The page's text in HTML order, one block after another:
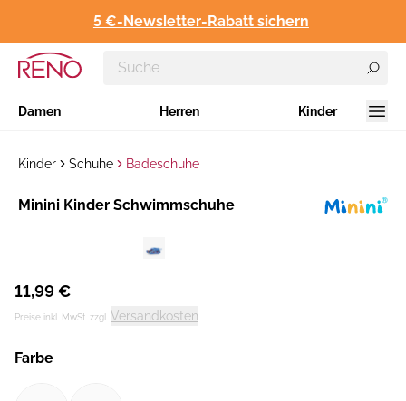
5 €-Newsletter-Rabatt sichern
Damen Herren Kinder
Kinder Schuhe Badeschuhe
Hersteller:
Minini Kinder Schwimmschuhe
11,99 €
Preise inkl. MwSt. zzgl. Versandkosten
Farbe